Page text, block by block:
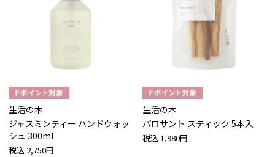
生活の木
ジャスミンティー ハンドウォッ
シュ 300ml
税込 2,750円
生活の木
パロサント スティック 5本入
税込 1,980円